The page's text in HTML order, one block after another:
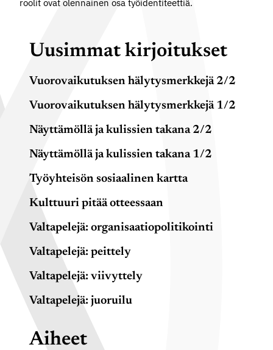
roolit ovat olennainen osa työidentiteettiä.
Uusimmat kirjoitukset
Vuorovaikutuksen hälytysmerkkejä 2/2
Vuorovaikutuksen hälytysmerkkejä 1/2
Näyttämöllä ja kulissien takana 2/2
Näyttämöllä ja kulissien takana 1/2
Työyhteisön sosiaalinen kartta
Kulttuuri pitää otteessaan
Valtapelejä: organisaatiopolitikointi
Valtapelejä: peittely
Valtapelejä: viivyttely
Valtapelejä: juoruilu
Aiheet